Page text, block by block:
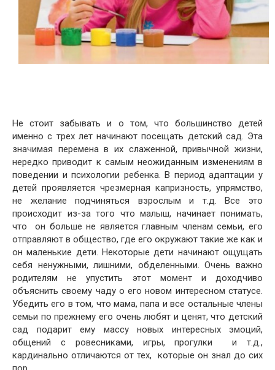
Не стоит забывать и о том, что большинство детей
именно с трех лет начинают посещать детский сад. Эта
значимая перемена в их слаженной, привычной жизни,
нередко приводит к самым неожиданным изменениям в
поведении и психологии ребенка. В период адаптации у
детей проявляется чрезмерная капризность, упрямство,
не желание подчиняться взрослым и т.д. Все это
происходит из-за того что малыш, начинает понимать,
что он больше не является главным членам семьи, его
отправляют в общество, где его окружают такие же как и
он маленькие дети. Некоторые дети начинают ощущать
себя ненужными, лишними, обделенными. Очень важно
родителям не упустить этот момент и доходчиво
объяснить своему чаду о его новом интересном статусе.
Убедить его в том, что мама, папа и все остальные члены
семьи по прежнему его очень любят и ценят, что детский
сад подарит ему массу новых интересных эмоций,
общений с ровесниками, игры, прогулки и т.д.,
кардинально отличаются от тех, которые он знал до сих